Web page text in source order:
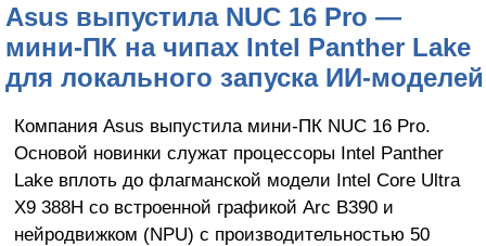
Asus выпустила NUC 16 Pro —
мини-ПК на чипах Intel Panther Lake
для локального запуска ИИ-моделей
Компания Asus выпустила мини-ПК NUC 16 Pro.
Основой новинки служат процессоры Intel Panther
Lake вплоть до флагманской модели Intel Core Ultra
X9 388H со встроенной графикой Arc B390 и
нейродвижком (NPU) с производительностью 50